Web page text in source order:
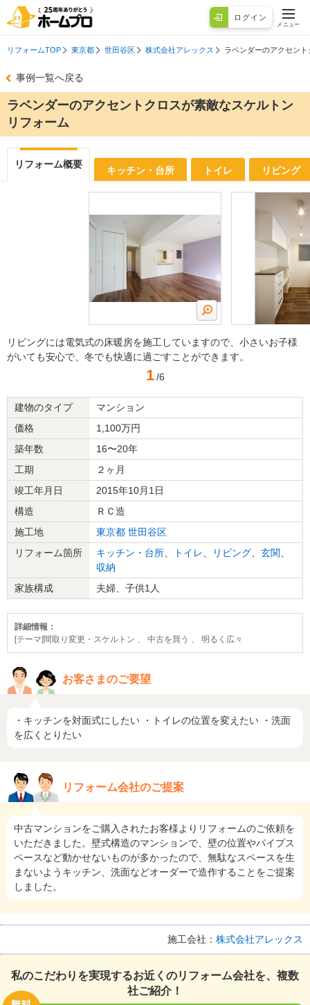
ログイン
メニュー
リフォームTOP 東京都 世田谷区 株式会社アレックス ラベンダーのアクセン
事例一覧へ戻る
ラベンダーのアクセントクロスが素敵なスケルトン
リフォーム
リフォーム概要
キッチン・台所 トイレ リビング
リビングには電気式の床暖房を施工していますので、小さいお子様
がいても安心で、冬でも快適に過ごすことができます。
1 /6
建物のタイプ
マンション
価格
1,100万円
築年数
16〜20年
工期
２ヶ月
竣工年月日
2015年10月1日
構造
ＲＣ造
施工地
東京都 世田谷区
リフォーム箇所
キッチン・台所 トイレ リビング 玄関
収納
家族構成
夫婦、子供1人
詳細情報：
[テーマ]間取り変更・スケルトン 、 中古を買う 、 明るく広々
お客さまのご要望
・キッチンを対面式にしたい ・トイレの位置を変えたい ・洗面
を広くとりたい
リフォーム会社のご提案
中古マンションをご購入されたお客様よりリフォームのご依頼を
いただきました。壁式構造のマンションで、壁の位置やパイプス
ペースなど動かせないものが多かったので、無駄なスペースを生
まないようキッチン、洗面などオーダーで造作することをご提案
しました。
施工会社： 株式会社アレックス
私のこだわりを実現するお近くのリフォーム会社を、複数
社ご紹介！